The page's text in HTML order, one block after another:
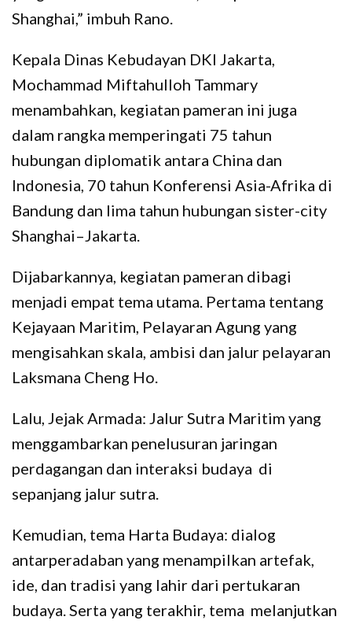
Shanghai,” imbuh Rano.
Kepala Dinas Kebudayan DKI Jakarta,
Mochammad Miftahulloh Tammary
menambahkan, kegiatan pameran ini juga
dalam rangka memperingati 75 tahun
hubungan diplomatik antara China dan
Indonesia, 70 tahun Konferensi Asia-Afrika di
Bandung dan lima tahun hubungan sister-city
Shanghai–Jakarta.
Dijabarkannya, kegiatan pameran dibagi
menjadi empat tema utama. Pertama tentang
Kejayaan Maritim, Pelayaran Agung yang
mengisahkan skala, ambisi dan jalur pelayaran
Laksmana Cheng Ho.
Lalu, Jejak Armada: Jalur Sutra Maritim yang
menggambarkan penelusuran jaringan
perdagangan dan interaksi budaya di
sepanjang jalur sutra.
Kemudian, tema Harta Budaya: dialog
antarperadaban yang menampilkan artefak,
ide, dan tradisi yang lahir dari pertukaran
budaya. Serta yang terakhir, tema melanjutkan